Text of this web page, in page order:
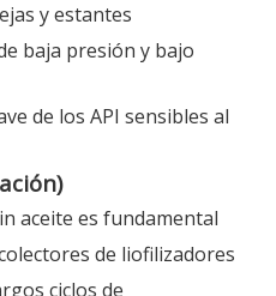
y estantes
baja presión y bajo
de los API sensibles al
aceite es fundamental
de liofilizadores
ciclos de